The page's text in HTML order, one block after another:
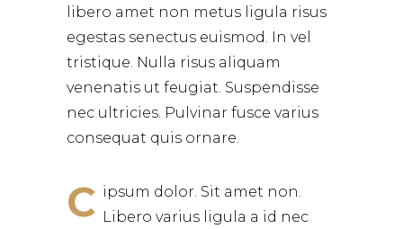
libero amet non metus ligula risus
egestas senectus euismod. In vel
tristique. Nulla risus aliquam
venenatis ut feugiat. Suspendisse
nec ultricies. Pulvinar fusce varius
consequat quis ornare.
C ipsum dolor. Sit amet non.
Libero varius ligula a id nec